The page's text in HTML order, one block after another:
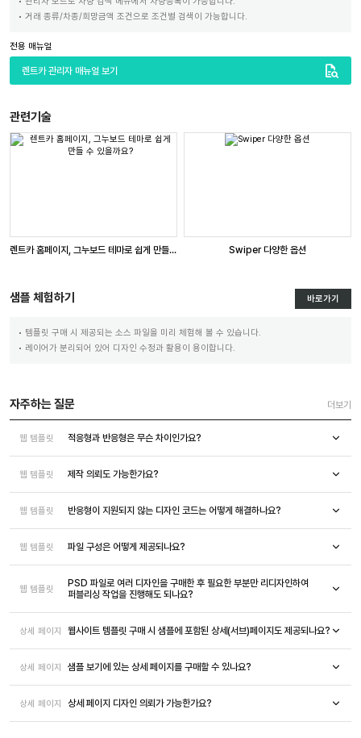
거래 종류/차종/희망금액 조건으로 조건별 검색이 가능합니다.
전용 매뉴얼
렌트카 관리자 매뉴얼 보기 quick_reference_all
관련기술
렌트카 홈페이지, 그누보드 테마로 쉽게 만들 수 있을까요? Swiper 다양한 옵션
샘플 체험하기 바로가기
템플릿 구매 시 제공되는 소스 파일을 미리 체험해 볼 수 있습니다.
레이어가 분리되어 있어 디자인 수정과 활용이 용이합니다.
자주하는 질문 더보기
웹 템플릿 적응형과 반응형은 무슨 차이인가요?
웹 템플릿 제작 의뢰도 가능한가요?
웹 템플릿 반응형이 지원되지 않는 디자인 코드는 어떻게 해결하나요?
웹 템플릿 파일 구성은 어떻게 제공되나요?
웹 템플릿
PSD 파일로 여러 디자인을 구매한 후 필요한 부분만 리디자인하여
퍼블리싱 작업을 진행해도 되나요?
상세 페이지 웹사이트 템플릿 구매 시 샘플에 포함된 상세(서브)페이지도 제공되나요?
상세 페이지 샘플 보기에 있는 상세 페이지를 구매할 수 있나요?
상세 페이지 상세 페이지 디자인 의뢰가 가능한가요?